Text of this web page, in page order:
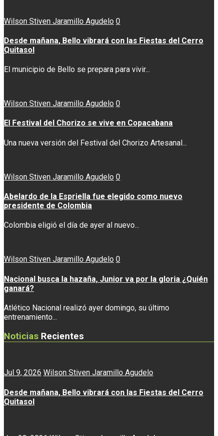
Wilson Stiven Jaramillo Agudelo 0
Desde mañana, Bello vibrará con las Fiestas del Cerro
Quitasol
El municipio de Bello se prepara para vivir...
Wilson Stiven Jaramillo Agudelo 0
El Festival del Chorizo se vive en Copacabana
Una nueva versión del Festival del Chorizo Artesanal...
Wilson Stiven Jaramillo Agudelo 0
Abelardo de la Espriella fue elegido como nuevo
presidente de Colombia
Colombia eligió el día de ayer al nuevo...
Wilson Stiven Jaramillo Agudelo 0
Nacional busca la hazaña, Junior va por la gloria ¿Quién
ganará?
Atlético Nacional realizó ayer domingo, su último
entrenamiento...
Noticias Recientes
Jul 9, 2026 Wilson Stiven Jaramillo Agudelo
Desde mañana, Bello vibrará con las Fiestas del Cerro
Quitasol